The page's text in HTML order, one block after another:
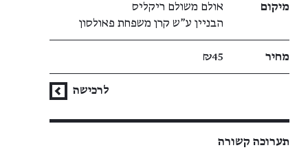
מיקום
אולם משולם ריקליס
הבניין ע"ש קרן משפחת פאולסון
מחיר ₪45
לרכישה
תערוכה קשורה